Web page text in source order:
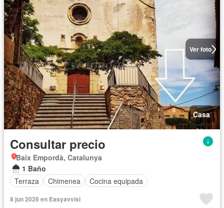
Ver foto
Casa
Consultar precio
Baix Empordà, Catalunya
1 Baño
Terraza
Chimenea Cocina equipada
8 jun 2026 en Easyavvisi